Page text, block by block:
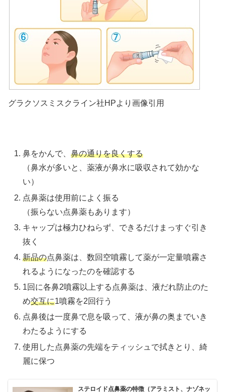
グラクソスミスクライン社HPより画像引用
鼻をかんで、鼻の通りを良くする
（鼻水が多いと、薬液が鼻水に吸収されて効かな
い）
点鼻薬は使用前によく振る
（振らない点鼻薬もあります）
キャップは極力ひねらず、できるだけまっすぐ引き
抜く
新品の点鼻薬は、数回空噴霧して薬が一定量噴霧さ
れるようになったのを確認する
1回に各鼻2噴霧以上する点鼻薬は、液だれ防止のた
め交互に1噴霧を2回行う
点鼻後は一度鼻で息を吸って、液が鼻の奥までいき
わたるようにする
使用した点鼻薬の先端をティッシュで拭きとり、綺
麗に保つ
ステロイド点鼻薬の特徴（アラミスト、ナゾネッ